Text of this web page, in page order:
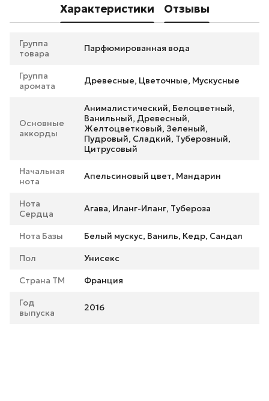
Характеристики Отзывы
Группа
товара
Парфюмированная вода
Группа
аромата
Древесные, Цветочные, Мускусные
Основные
аккорды
Анималистический, Белоцветный,
Ванильный, Древесный,
Желтоцветковый, Зеленый,
Пудровый, Сладкий, Туберозный,
Цитрусовый
Начальная
нота
Апельсиновый цвет, Мандарин
Нота
Сердца
Агава, Иланг-Иланг, Тубероза
Нота Базы Белый мускус, Ваниль, Кедр, Сандал
Пол Унисекс
Страна ТМ Франция
Год
выпуска
2016